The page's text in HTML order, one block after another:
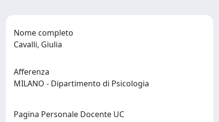
Nome completo
Cavalli, Giulia
Afferenza
MILANO - Dipartimento di Psicologia
Pagina Personale Docente UC